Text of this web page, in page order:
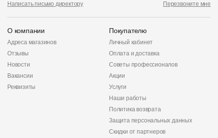
Написать письмо директору Перезвоните мне
О компании
Адреса магазинов
Отзывы
Новости
Вакансии
Реквизиты
Покупателю
Личный кабинет
Оплата и доставка
Советы профессионалов
Акции
Услуги
Наши работы
Политика возврата
Защита персональных данных
Скидки от партнеров